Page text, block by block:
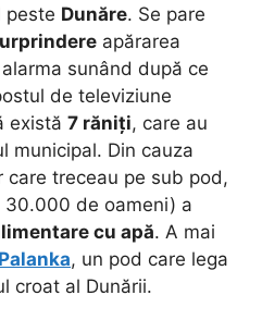
peste Dunăre. Se pare
apărarea
sunând după ce
de televiziune
există 7 răniți, care au
municipal. Din cauza
treceau pe sub pod,
de oameni) a
cu apă. A mai
, un pod care lega
croat al Dunării.